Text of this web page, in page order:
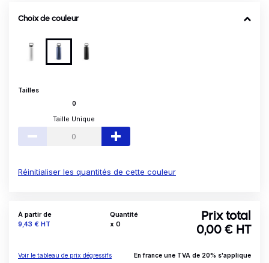
Choix de couleur
Tailles
0
Taille Unique
Réinitialiser les quantités de cette couleur
À partir de
Prix
9,43 € HT
Quantité
x 0
Prix total
0,00 € HT
Voir le tableau de prix dégressifs En france une TVA de 20% s'applique